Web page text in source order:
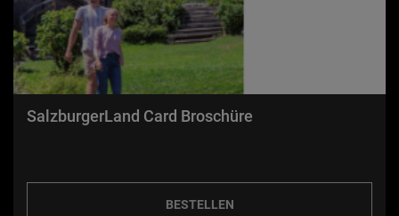
SalzburgerLand Card Broschüre
BESTELLEN